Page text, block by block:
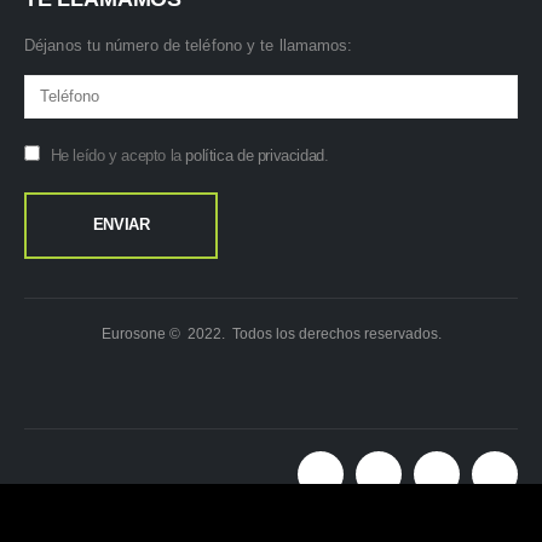
Déjanos tu número de teléfono y te llamamos:
He leído y acepto la política de privacidad.
Eurosone © 2022. Todos los derechos reservados.